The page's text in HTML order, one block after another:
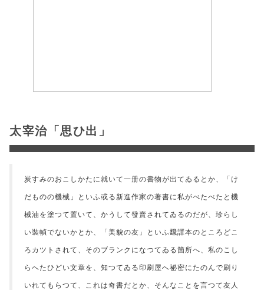
太宰治「思ひ出」
炭すみのおこしかたに就いて一册の書物が出てゐるとか、「け
だものの機械」といふ或る新進作家の著書に私がべたべたと機
械油を塗つて置いて、かうして發賣されてゐるのだが、珍らし
い裝幀でないかとか、「美貌の友」といふ飜譯本のところどこ
ろカツトされて、そのブランクになつてゐる箇所へ、私のこし
らへたひどい文章を、知つてゐる印刷屋へ祕密にたのんで刷り
いれてもらつて、これは奇書だとか、そんなことを言つて友人